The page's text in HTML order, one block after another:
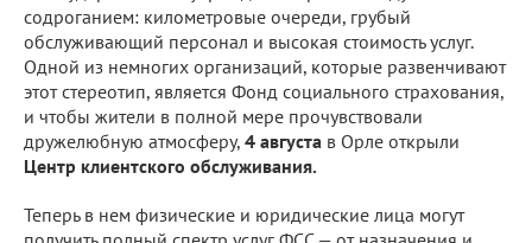
содроганием: километровые очереди, грубый
обслуживающий персонал и высокая стоимость услуг.
Одной из немногих организаций, которые развенчивают
этот стереотип, является Фонд социального страхования,
и чтобы жители в полной мере прочувствовали
дружелюбную атмосферу, 4 августа в Орле открыли
Центр клиентского обслуживания.
Теперь в нем физические и юридические лица могут